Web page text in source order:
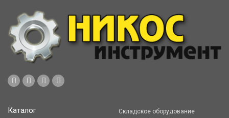
Каталог
Складское оборудование